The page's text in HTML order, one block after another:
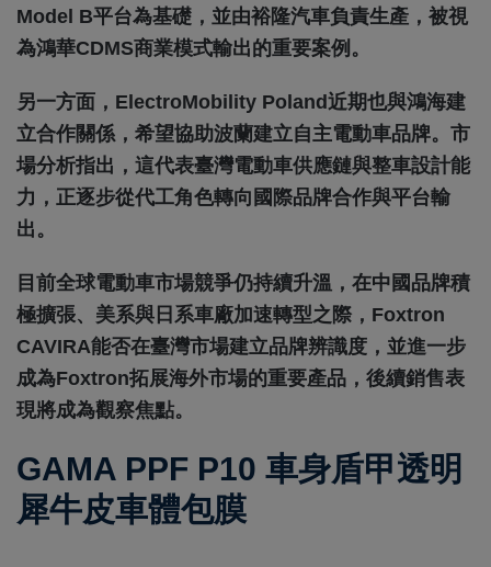
Model B平台為基礎，並由裕隆汽車負責生產，被視
為鴻華CDMS商業模式輸出的重要案例。
另一方面，ElectroMobility Poland近期也與鴻海建
立合作關係，希望協助波蘭建立自主電動車品牌。市
場分析指出，這代表臺灣電動車供應鏈與整車設計能
力，正逐步從代工角色轉向國際品牌合作與平台輸
出。
目前全球電動車市場競爭仍持續升溫，在中國品牌積
極擴張、美系與日系車廠加速轉型之際，Foxtron
CAVIRA能否在臺灣市場建立品牌辨識度，並進一步
成為Foxtron拓展海外市場的重要產品，後續銷售表
現將成為觀察焦點。
GAMA PPF P10 車身盾甲透明
犀牛皮車體包膜